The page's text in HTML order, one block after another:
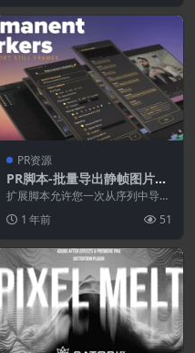
PR资源
PR脚本-批量导出静帧图片文
件 Permanent Markers V1.
0.3
扩展脚本允许您一次从序列中导出
选项、分辨率和自定义...
1 年前 51